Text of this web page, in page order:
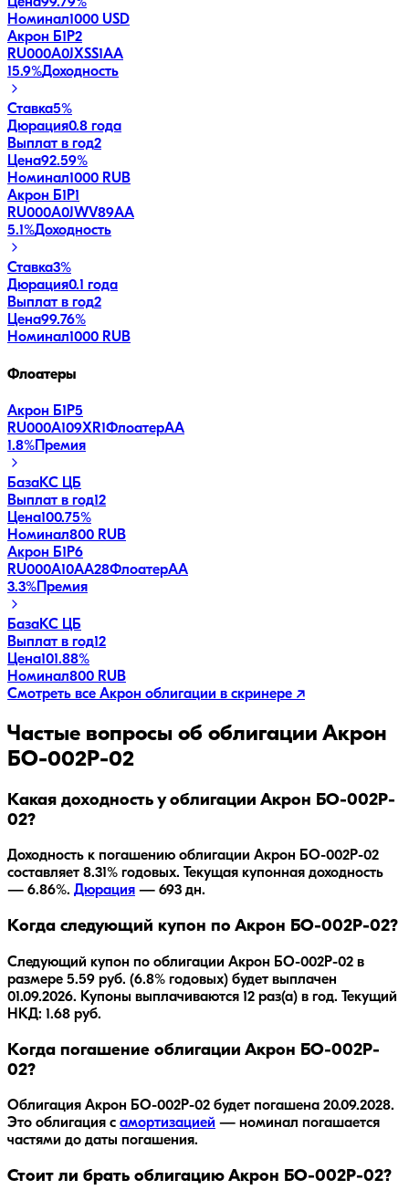
Цена99.79%
Номинал1000 USD
Акрон Б1P2
RU000A0JXSS1AA
15.9%Доходность
Ставка5%
Дюрация0.8 года
Выплат в год2
Цена92.59%
Номинал1000 RUB
Акрон Б1P1
RU000A0JWV89AA
5.1%Доходность
Ставка3%
Дюрация0.1 года
Выплат в год2
Цена99.76%
Номинал1000 RUB
Флоатеры
Акрон Б1P5
RU000A109XR1ФлоатерAA
1.8% Премия
БазаКС ЦБ
Выплат в год12
Цена100.75%
Номинал800 RUB
Акрон Б1P6
RU000A10AA28ФлоатерAA
3.3% Премия
БазаКС ЦБ
Выплат в год12
Цена101.88%
Номинал800 RUB
Смотреть все Акрон облигации в скринере ↗
Частые вопросы об облигации Акрон
БО-002P-02
Какая доходность у облигации Акрон БО-002P-
02?
Доходность к погашению облигации Акрон БО-002P-02
составляет 8.31% годовых. Текущая купонная доходность
— 6.86%. Дюрация — 693 дн.
Когда следующий купон по Акрон БО-002P-02?
Следующий купон по облигации Акрон БО-002P-02 в
размере 5.59 руб. (6.8% годовых) будет выплачен
01.09.2026. Купоны выплачиваются 12 раз(а) в год. Текущий
НКД: 1.68 руб.
Когда погашение облигации Акрон БО-002P-
02?
Облигация Акрон БО-002P-02 будет погашена 20.09.2028.
Это облигация с амортизацией — номинал погашается
частями до даты погашения.
Стоит ли брать облигацию Акрон БО-002P-02?